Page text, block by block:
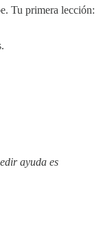
Tu primera lección:
ayuda es